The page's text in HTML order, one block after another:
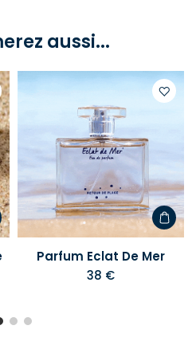
aussi...
Parfum Eclat De Mer
38 €